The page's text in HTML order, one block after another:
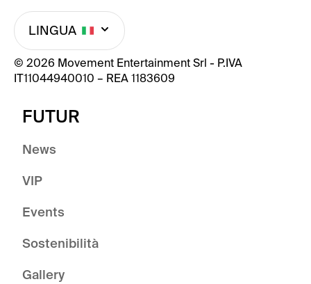
LINGUA
© 2026 Movement Entertainment Srl - P.IVA
IT11044940010 – REA 1183609
FUTUR
News
VIP
Events
Sostenibilità
Gallery